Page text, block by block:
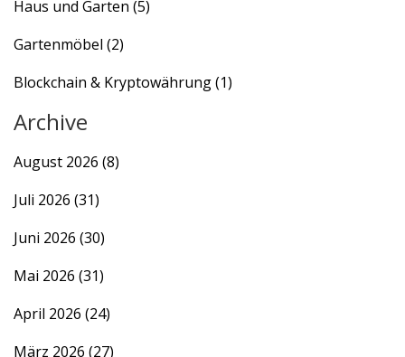
Haus und Garten (5)
Gartenmöbel (2)
Blockchain & Kryptowährung(1)
Archive
August 2026 (8)
Juli 2026 (31)
Juni 2026 (30)
Mai 2026 (31)
April 2026 (24)
März 2026 (27)